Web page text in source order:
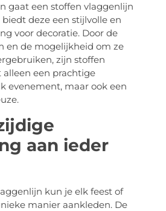
gaat een stoffen vlaggenlijn
deze een stijlvolle en
voor decoratie. Door de
en de mogelijkheid om ze
zijn stoffen
een prachtige
evenement, maar ook een
aan ieder
kun je elk feest of
manier aankleden. De